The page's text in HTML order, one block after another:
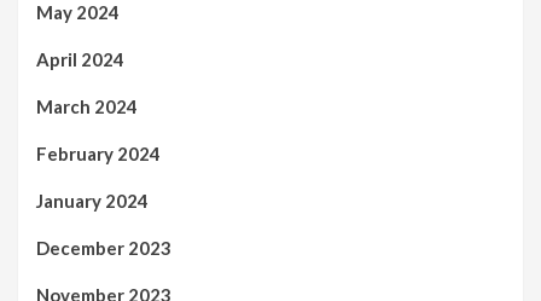
May 2024
April 2024
March 2024
February 2024
January 2024
December 2023
November 2023